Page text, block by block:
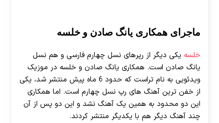
ماجرای همکاری یانگ صادن و خلسه
خلسه یکی دیگر از رپرهای نسل چهارم فارسی و هم نسل
یانگ صادن است. همکاری یانگ صادن و خلسه در موزیک
ویدئویی به نام تراست که حدود 6 ماه پیش منتشر شد، یکی
از خفن ترین آهنگ های رپ نسل چهارم است. اما همکاری
این دو محدود به همین یک آهنگ نشد و این دو پس از آن
چند آهنگ دیگر هم با یکدیگر منتشر کردند.